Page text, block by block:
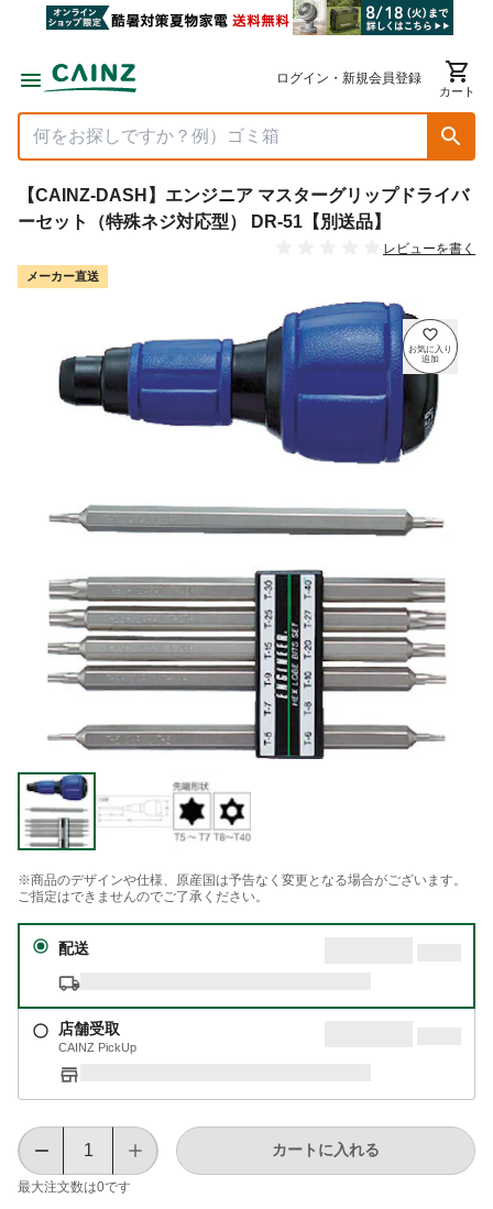
ログイン・新規会員登録
カート
【CAINZ-DASH】エンジニア マスターグリップドライバ
ーセット（特殊ネジ対応型） DR-51【別送品】
レビューを書く
メーカー直送
※商品のデザインや仕様、原産国は予告なく変更となる場合がございます。
ご指定はできませんのでご了承ください。
配送
店舗受取
CAINZ PickUp
最大注文数は0です
カートに入れる